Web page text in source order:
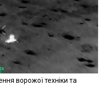
ворожої техніки та